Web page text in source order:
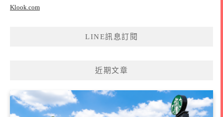
Klook.com
LINE訊息訂閱
近期文章